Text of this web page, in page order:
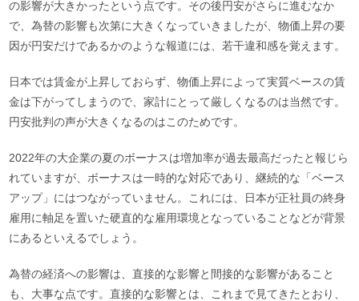
の影響が大きかったという点です。その後円安がさらに進むなか
で、為替の影響も次第に大きくなっていきましたが、物価上昇の要
因が円安だけであるかのような報道には、若干違和感を覚えます。
日本では賃金が上昇しておらず、物価上昇によって実質ベースの賃
金は下がってしまうので、家計にとって厳しくなるのは当然です。
円安批判の声が大きくなるのはこのためです。
2022年の大企業の夏のボーナスは増加率が過去最高だったと報じら
れていますが、ボーナスは一時的な対応であり、継続的な「ベース
アップ」にはつながっていません。これには、日本が正社員の終身
雇用に軸足を置いた硬直的な雇用環境となっていることなどが背景
にあるといえるでしょう。
為替の経済への影響は、直接的な影響と間接的な影響があること
も、大事な点です。直接的な影響とは、これまで見てきたとおり、